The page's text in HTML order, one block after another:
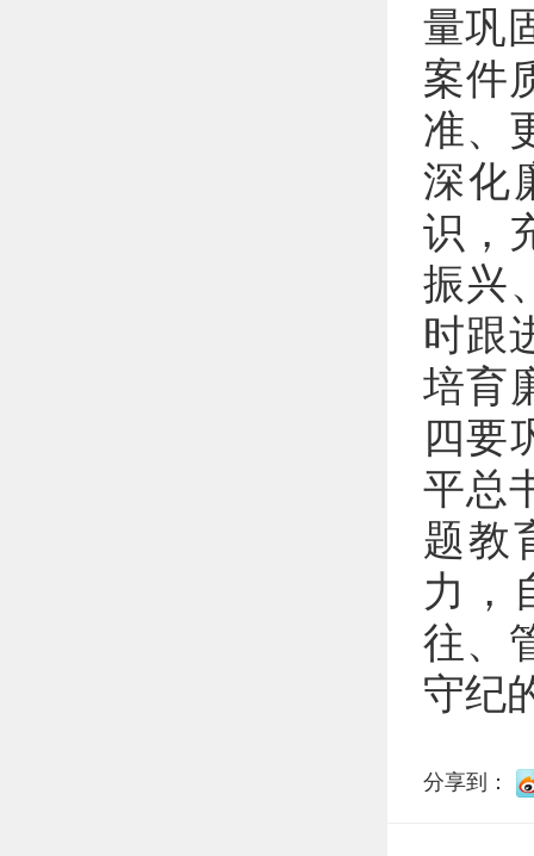
量巩
案件
准、
深化
识，
振兴
时跟
培育
四要
平总
题教
力，
往、
守纪
分享到：